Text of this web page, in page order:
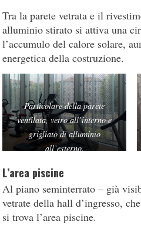
Tra la parete vetrata e il
alluminio stirato si attiva una
l’accumulo del calore solare,
energetica della costruzione.
Particolare della parete
ventilata, vetro all’interno e
grigliato di alluminio
all’esterno.
L’area piscine
Al piano seminterrato – già
vetrate della hall d’ingresso,
si trova l’area piscine.